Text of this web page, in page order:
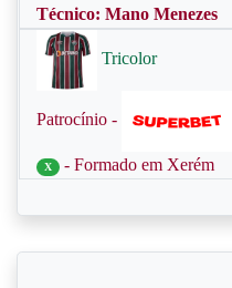
Técnico: Mano Menezes
Tricolor
Patrocínio -
X - Formado em Xerém